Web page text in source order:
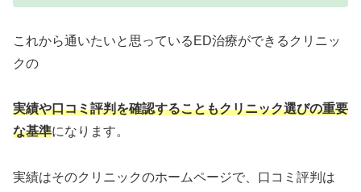
これから通いたいと思っているED治療ができるクリニッ
クの
実績や口コミ評判を確認することもクリニック選びの重要
な基準になります。
実績はそのクリニックのホームページで、口コミ評判は